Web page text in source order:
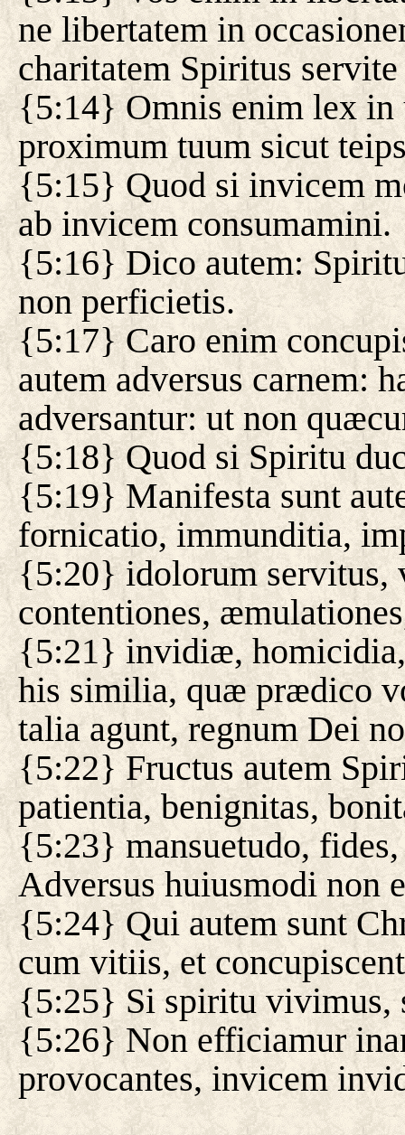
ne libertatem in
charitatem Spiritus
{5:14} Omnis enim lex in
proximum tuum sicut
{5:15} Quod si invicem
ab invicem consumamini.
{5:16} Dico autem:
non perficietis.
{5:17} Caro enim
autem adversus carnem:
adversantur: ut non
{5:18} Quod si Spiritu
{5:19} Manifesta sunt
fornicatio, immunditia,
{5:20} idolorum
contentiones,
{5:21} invidiæ, homicidia,
his similia, quæ prædico
talia agunt, regnum Dei
{5:22} Fructus autem
patientia, benignitas,
{5:23} mansuetudo,
Adversus huiusmodi non
{5:24} Qui autem sunt
cum vitiis, et
{5:25} Si spiritu vivimus,
{5:26} Non efficiamur
provocantes, invicem